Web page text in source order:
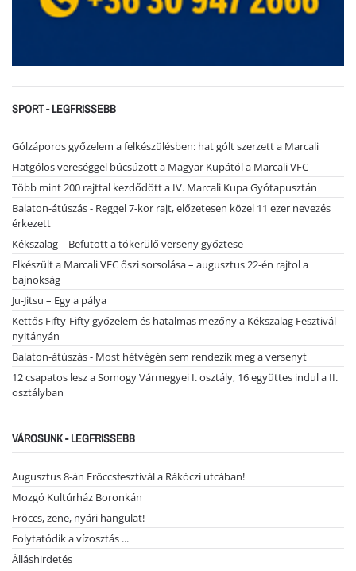
SPORT - LEGFRISSEBB
Gólzáporos győzelem a felkészülésben: hat gólt szerzett a Marcali
Hatgólos vereséggel búcsúzott a Magyar Kupától a Marcali VFC
Több mint 200 rajttal kezdődött a IV. Marcali Kupa Gyótapusztán
Balaton-átúszás - Reggel 7-kor rajt, előzetesen közel 11 ezer nevezés
érkezett
Kékszalag – Befutott a tókerülő verseny győztese
Elkészült a Marcali VFC őszi sorsolása – augusztus 22-én rajtol a
bajnokság
Ju-Jitsu – Egy a pálya
Kettős Fifty-Fifty győzelem és hatalmas mezőny a Kékszalag Fesztivál
nyitányán
Balaton-átúszás - Most hétvégén sem rendezik meg a versenyt
12 csapatos lesz a Somogy Vármegyei I. osztály, 16 együttes indul a II.
osztályban
VÁROSUNK - LEGFRISSEBB
Augusztus 8-án Fröccsfesztivál a Rákóczi utcában!
Mozgó Kultúrház Boronkán
Fröccs, zene, nyári hangulat!
Folytatódik a vízosztás ...
Álláshirdetés